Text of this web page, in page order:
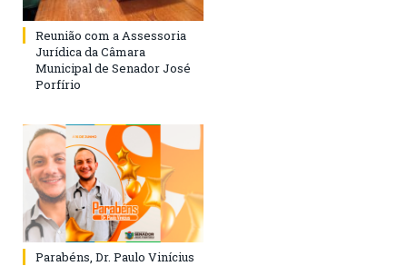
Reunião com a Assessoria
Jurídica da Câmara
Municipal de Senador José
Porfírio
Parabéns, Dr. Paulo Vinícius